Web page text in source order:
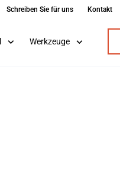
Schreiben Sie für uns Kontakt
Werkzeuge